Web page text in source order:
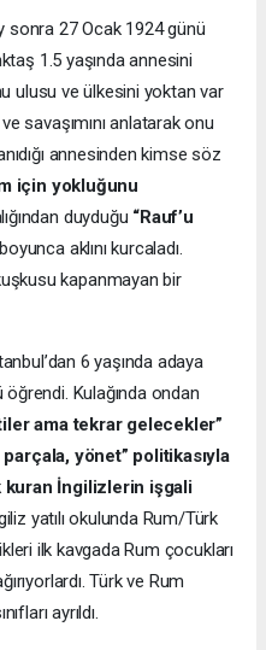
sonra 27 Ocak 1924 günü
1.5 yaşında annesini
ulusu ve ülkesini yoktan var
savaşımını anlatarak onu
annesinden kimse söz
için yokluğunu
duyduğu “Rauf’u
aklını kurcaladı.
kapanmayan bir
6 yaşında adaya
Kulağında ondan
ama tekrar gelecekler”
parçala, yönet” politikasıyla
kuran İngilizlerin işgali
yatılı okulunda Rum/Türk
ilk kavgada Rum çocukları
Türk ve Rum
ayrıldı.